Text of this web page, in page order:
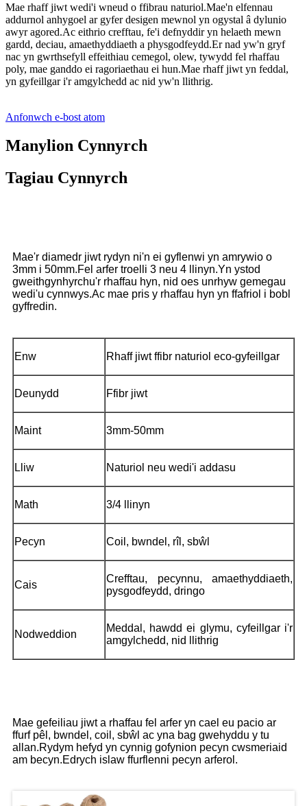
Mae rhaff jiwt wedi'i wneud o ffibrau naturiol.Mae'n elfennau
addurnol anhygoel ar gyfer desigen mewnol yn ogystal â dylunio
awyr agored.Ac eithrio crefftau, fe'i defnyddir yn helaeth mewn
gardd, deciau, amaethyddiaeth a physgodfeydd.Er nad yw'n gryf
nac yn gwrthsefyll effeithiau cemegol, olew, tywydd fel rhaffau
poly, mae ganddo ei ragoriaethau ei hun.Mae rhaff jiwt yn feddal,
yn gyfeillgar i'r amgylchedd ac nid yw'n llithrig.
Anfonwch e-bost atom
Manylion Cynnyrch
Tagiau Cynnyrch
Mae'r diamedr jiwt rydyn ni'n ei gyflenwi yn amrywio o
3mm i 50mm.Fel arfer troelli 3 neu 4 llinyn.Yn ystod
gweithgynhyrchu'r rhaffau hyn, nid oes unrhyw gemegau
wedi'u cynnwys.Ac mae pris y rhaffau hyn yn ffafriol i bobl
gyffredin.
Enw Rhaff jiwt ffibr naturiol eco-gyfeillgar
Deunydd Ffibr jiwt
Maint 3mm-50mm
Lliw Naturiol neu wedi'i addasu
Math 3/4 llinyn
Pecyn Coil, bwndel, rîl, sbŵl
Cais
Crefftau, pecynnu, amaethyddiaeth,
pysgodfeydd, dringo
Nodweddion
Meddal, hawdd ei glymu, cyfeillgar i'r
amgylchedd, nid llithrig
Mae gefeiliau jiwt a rhaffau fel arfer yn cael eu pacio ar
ffurf pêl, bwndel, coil, sbŵl ac yna bag gwehyddu y tu
allan.Rydym hefyd yn cynnig gofynion pecyn cwsmeriaid
am becyn.Edrych islaw ffurflenni pecyn arferol.